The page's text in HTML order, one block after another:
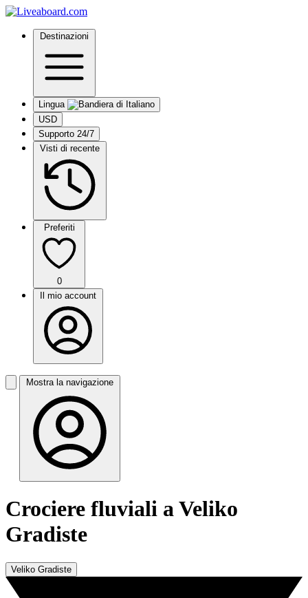
Destinazioni
Lingua
USD
Supporto 24/7
Visti di recente
Preferiti
0
Il mio account
Mostra la navigazione
Crociere fluviali a Veliko
Gradiste
Veliko Gradiste